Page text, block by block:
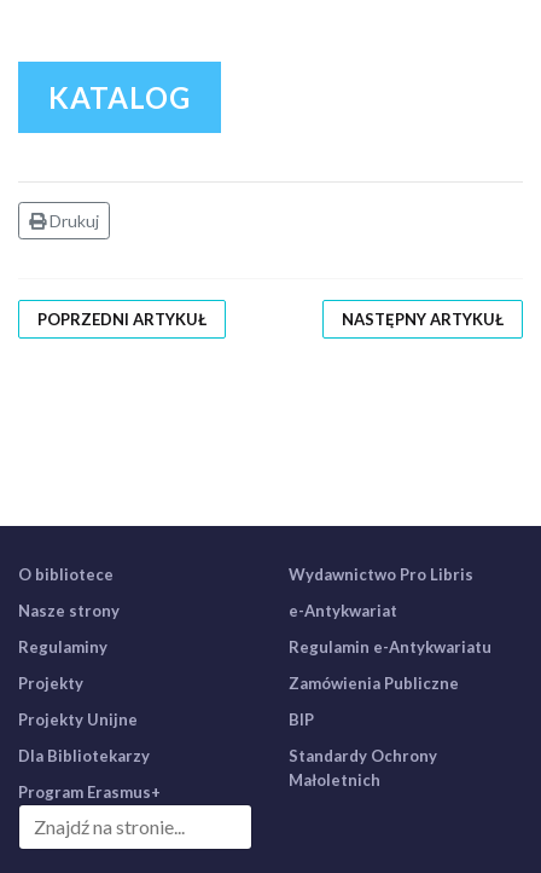
KATALOG
Drukuj
POPRZEDNI ARTYKUŁ NASTĘPNY ARTYKUŁ
O bibliotece
Nasze strony
Regulaminy
Projekty
Projekty Unijne
Dla Bibliotekarzy
Program Erasmus+
Wydawnictwo Pro Libris
e-Antykwariat
Regulamin e-Antykwariatu
Zamówienia Publiczne
BIP
Standardy Ochrony
Małoletnich